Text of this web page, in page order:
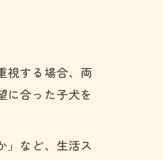
視する場合、両
に合った子犬を
」など、生活ス